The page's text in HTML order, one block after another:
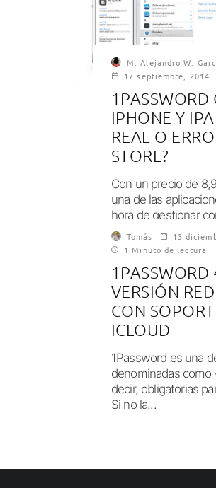
M. Alejandro W.
17 septiembre, 2014
1PASSWORD
IPHONE Y
REAL O
STORE?
Con un precio de
una de las
hora de gestionar
Tomás
13
1 Minuto de lectura
1PASSWORD
VERSIÓN
CON
ICLOUD
1Password es una
denominadas como
decir, obligatorias
Si no la...